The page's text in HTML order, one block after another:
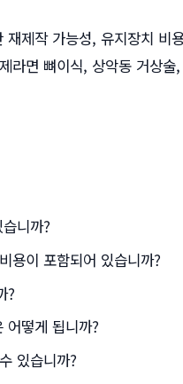
제작 가능성, 유지장치 비
라면 뼈이식, 상악동 거상술
니까?
용이 포함되어 있습니까?
?
어떻게 됩니까?
있습니까?